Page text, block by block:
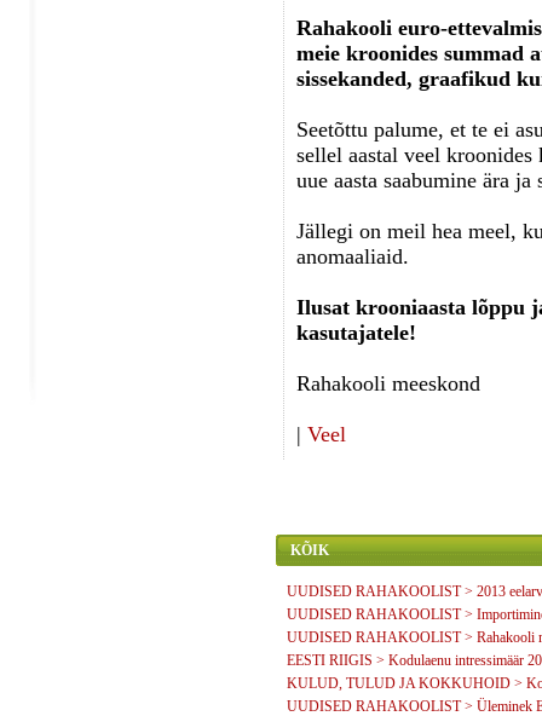
Rahakooli euro-
meie kroonides summad
sissekanded, graafikud
Seetõttu palume, et te ei
sellel aastal veel
uue aasta saabumine ära
Jällegi on meil hea meel,
anomaaliaid.
Ilusat krooniaasta lõppu
kasutajatele!
Rahakooli meeskond
| Veel
KÕIK
UUDISED RAHAKOOLIST > 2013
UUDISED RAHAKOOLIST > Importimine
UUDISED RAHAKOOLIST > Rahakooli
EESTI RIIGIS > Kodulaenu intressimäär
KULUD, TULUD JA KOKKUHOID >
UUDISED RAHAKOOLIST > Üleminek